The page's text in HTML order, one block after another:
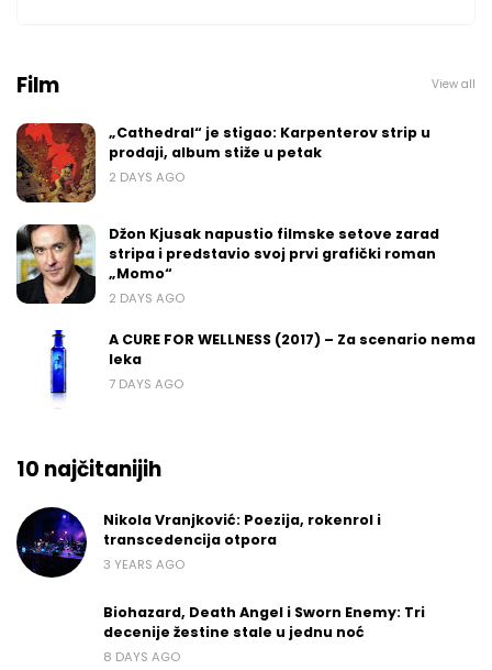
Film View all
„Cathedral“ je stigao: Karpenterov strip u
prodaji, album stiže u petak
2 DAYS AGO
Džon Kjusak napustio filmske setove zarad
stripa i predstavio svoj prvi grafički roman
„Momo“
2 DAYS AGO
A CURE FOR WELLNESS (2017) – Za scenario nema
leka
7 DAYS AGO
10 najčitanijih
Nikola Vranjković: Poezija, rokenrol i
transcedencija otpora
3 YEARS AGO
Biohazard, Death Angel i Sworn Enemy: Tri
decenije žestine stale u jednu noć
8 DAYS AGO